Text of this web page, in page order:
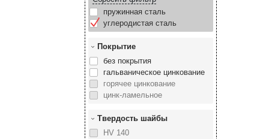
пружинная сталь
углеродистая сталь
Покрытие
без покрытия
гальваническое цинкование
горячее цинкование
цинк-ламельное
Твердость шайбы
HV 140